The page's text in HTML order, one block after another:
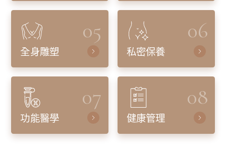
05
全身雕塑
06
私密保養
07
功能醫學
08
健康管理